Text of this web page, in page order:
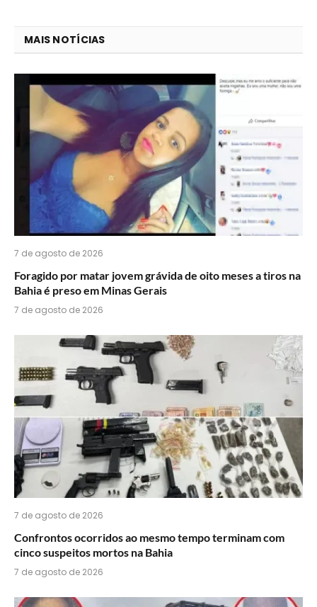
do
WhatsApp?
MAIS NOTÍCIAS
7 de agosto de 2026
Foragido por matar jovem grávida de oito meses a tiros na
Bahia é preso em Minas Gerais
7 de agosto de 2026
7 de agosto de 2026
Confrontos ocorridos ao mesmo tempo terminam com
cinco suspeitos mortos na Bahia
7 de agosto de 2026